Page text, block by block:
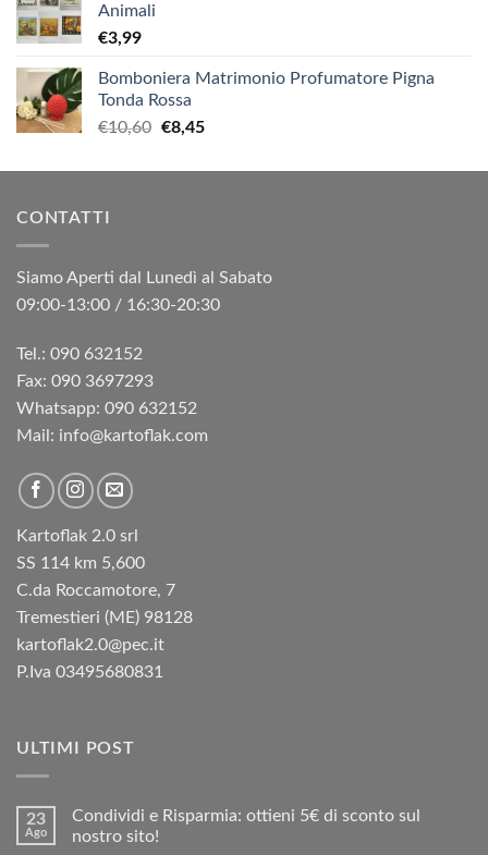
Animali
€3,99
Bomboniera Matrimonio Profumatore Pigna
Tonda Rossa
€10,60 Il
originale
€8,45Il
attuale
CONTATTI
Siamo Aperti dal Lunedì al Sabato
09:00-13:00 / 16:30-20:30
Tel.: 090 632152
Fax: 090 3697293‬
Whatsapp: 090 632152
Mail: info@kartoflak.com
Kartoflak 2.0 srl
SS 114 km 5,600
C.da Roccamotore, 7
Tremestieri (ME) 98128
kartoflak2.0@pec.it
P.Iva 03495680831
ULTIMI POST
23
Ago
Condividi e Risparmia: ottieni 5€ di sconto sul
nostro sito!